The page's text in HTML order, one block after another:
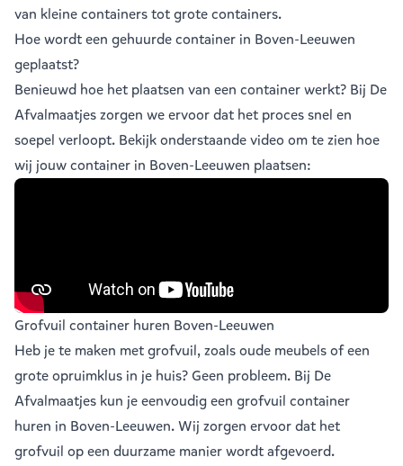
van kleine containerstotgrote containers.
Hoe wordt een gehuurde container in Boven-Leeuwen
geplaatst?
Benieuwd hoe het plaatsen van een container werkt? Bij De
Afvalmaatjes zorgen we ervoor dat het proces snel en
soepel verloopt. Bekijk onderstaande video om te zien hoe
wij jouw container in Boven-Leeuwen plaatsen:
Grofvuil container huren Boven-Leeuwen
Heb je te maken met grofvuil, zoals oude meubels of een
grote opruimklus in je huis? Geen probleem. Bij De
Afvalmaatjes kun je eenvoudig een grofvuil container
huren in Boven-Leeuwen. Wij zorgen ervoor dat het
grofvuil op een duurzame manier wordt afgevoerd.